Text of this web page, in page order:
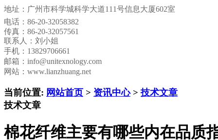
地址： 广州市科学城科学大道111号信息大厦602室
电话： 86-20-32058382
传真： 86-20-32057561
联系人：刘小姐
手机：13829706661
邮箱： info@unitexnology.com
网站：www.lianzhuang.net
当前位置: 网站首页 > 资讯中心>技术文章
技术文章
棉花纤维主要有哪些内在品质